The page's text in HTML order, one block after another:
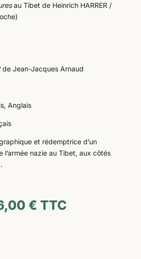
au Tibet de Heinrich HARRER /
de Jean-Jacques Arnaud
Anglais
et rédemptrice d’un
l’armée nazie au Tibet, aux côtés
€ TTC